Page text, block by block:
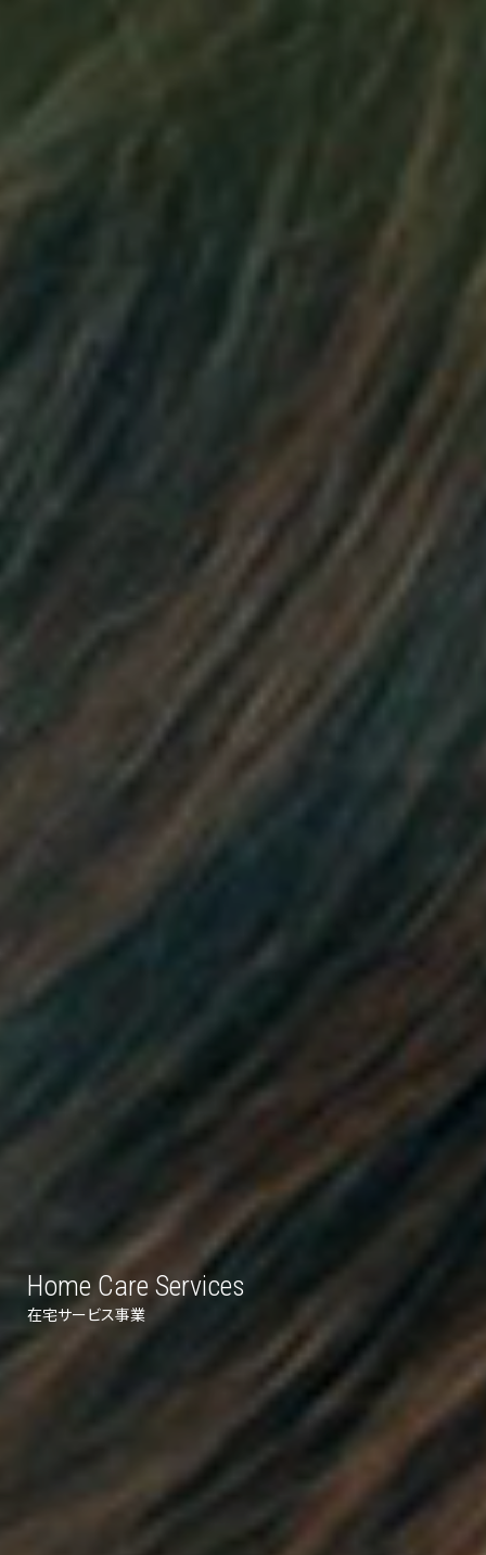
Home Care Services
在宅サービス事業